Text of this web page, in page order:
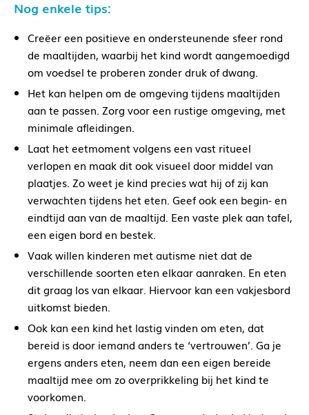
Nog enkele tips:
Creëer een positieve en ondersteunende sfeer rond
de maaltijden, waarbij het kind wordt aangemoedigd
om voedsel te proberen zonder druk of dwang.
Het kan helpen om de omgeving tijdens maaltijden
aan te passen. Zorg voor een rustige omgeving, met
minimale afleidingen.
Laat het eetmoment volgens een vast ritueel
verlopen en maak dit ook visueel door middel van
plaatjes. Zo weet je kind precies wat hij of zij kan
verwachten tijdens het eten. Geef ook een begin- en
eindtijd aan van de maaltijd. Een vaste plek aan tafel,
een eigen bord en bestek.
Vaak willen kinderen met autisme niet dat de
verschillende soorten eten elkaar aanraken. En eten
dit graag los van elkaar. Hiervoor kan een vakjesbord
uitkomst bieden.
Ook kan een kind het lastig vinden om eten, dat
bereid is door iemand anders te ‘vertrouwen’. Ga je
ergens anders eten, neem dan een eigen bereide
maaltijd mee om zo overprikkeling bij het kind te
voorkomen.